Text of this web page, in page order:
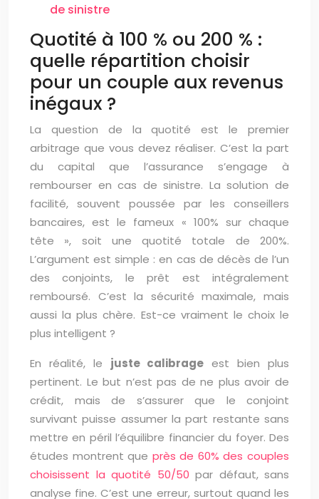
de sinistre
Quotité à 100 % ou 200 % :
quelle répartition choisir
pour un couple aux revenus
inégaux ?
La question de la quotité est le premier
arbitrage que vous devez réaliser. C’est la part
du capital que l’assurance s’engage à
rembourser en cas de sinistre. La solution de
facilité, souvent poussée par les conseillers
bancaires, est le fameux « 100% sur chaque
tête », soit une quotité totale de 200%.
L’argument est simple : en cas de décès de l’un
des conjoints, le prêt est intégralement
remboursé. C’est la sécurité maximale, mais
aussi la plus chère. Est-ce vraiment le choix le
plus intelligent ?
En réalité, le juste calibrage est bien plus
pertinent. Le but n’est pas de ne plus avoir de
crédit, mais de s’assurer que le conjoint
survivant puisse assumer la part restante sans
mettre en péril l’équilibre financier du foyer. Des
études montrent que près de 60% des couples
choisissent la quotité 50/50 par défaut, sans
analyse fine. C’est une erreur, surtout quand les